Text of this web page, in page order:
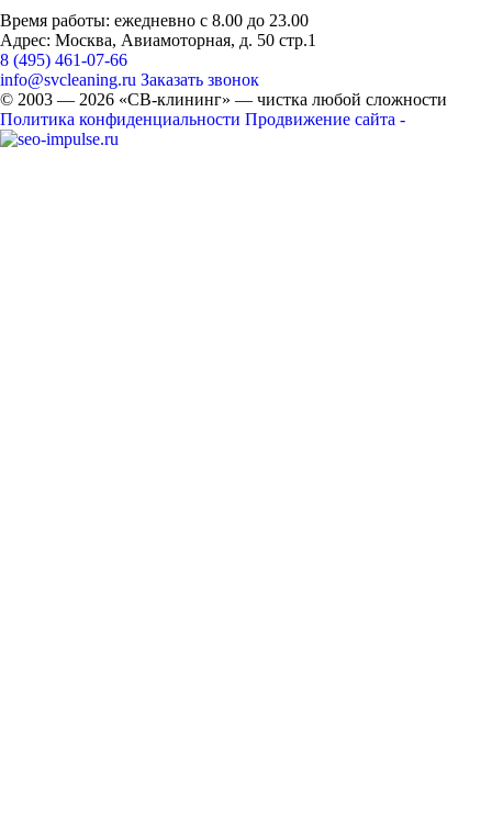
Время работы: ежедневно с 8.00 до 23.00
Адрес: Москва, Авиамоторная, д. 50 стр.1
8 (495) 461-07-66
info@svcleaning.ru Заказать звонок
© 2003 — 2026 «СВ-клининг» — чистка любой сложности
Политика конфиденциальности Продвижение сайта -